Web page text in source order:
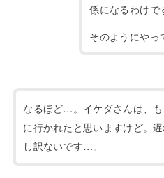
係になるわけで
そのようにやっ
なるほど…。イケダさんは、
に行かれたと思いますけど。
し訳ないです…。